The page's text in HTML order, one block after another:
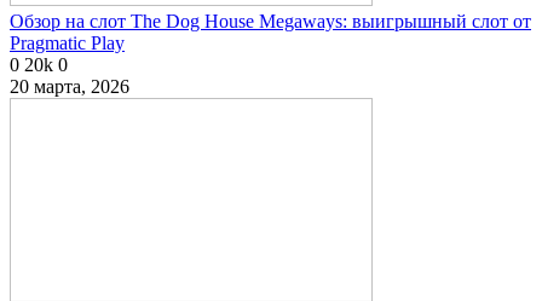
Обзор на слот The Dog House Megaways: выигрышный слот от
Pragmatic Play
0 20k 0
20 марта, 2026